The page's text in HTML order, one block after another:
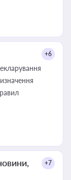
+6
+7